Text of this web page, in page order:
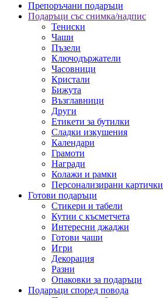
Препоръчани подаръци
Подаръци със снимка/надпис
Тениски
Чаши
Пъзели
Ключодържатели
Часовници
Кристали
Бижута
Възглавници
Други
Етикети за бутилки
Сладки изкушения
Календари
Грамоти
Награди
Колажи и рамки
Персонализирани картички
Готови подаръци
Стикери и табели
Кутии с късметчета
Интересни джаджи
Готови чаши
Игри
Декорация
Разни
Опаковки за подаръци
Подаръци според повода